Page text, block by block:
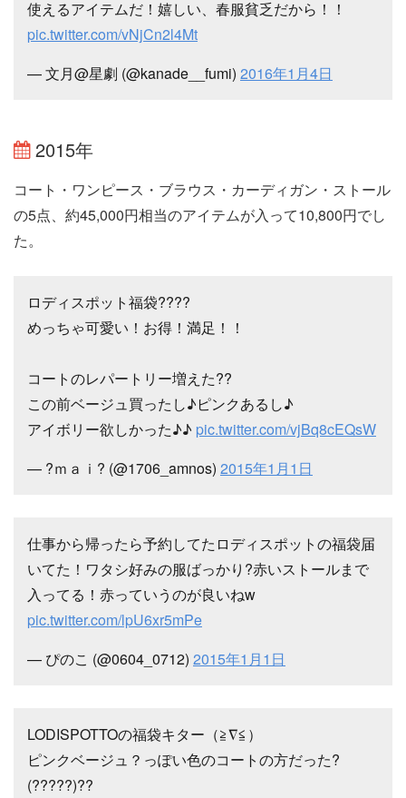
使えるアイテムだ！嬉しい、春服貧乏だから！！
pic.twitter.com/vNjCn2l4Mt
— 文月@星劇 (@kanade__fumi) 2016年1月4日
2015年
コート・ワンピース・ブラウス・カーディガン・ストール
の5点、約45,000円相当のアイテムが入って10,800円でし
た。
ロディスポット福袋????
めっちゃ可愛い！お得！満足！！
コートのレパートリー増えた??
この前ベージュ買ったし♪ピンクあるし♪
アイボリー欲しかった♪♪ pic.twitter.com/vjBq8cEQsW
— ?ｍａｉ? (@1706_amnos) 2015年1月1日
仕事から帰ったら予約してたロディスポットの福袋届
いてた！ワタシ好みの服ばっかり?赤いストールまで
入ってる！赤っていうのが良いねw
pic.twitter.com/lpU6xr5mPe
— ぴのこ (@0604_0712) 2015年1月1日
LODISPOTTOの福袋キター（≧∇≦）
ピンクベージュ？っぽい色のコートの方だった?
(?????)??